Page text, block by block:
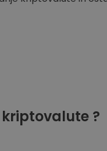
kriptovalute ?